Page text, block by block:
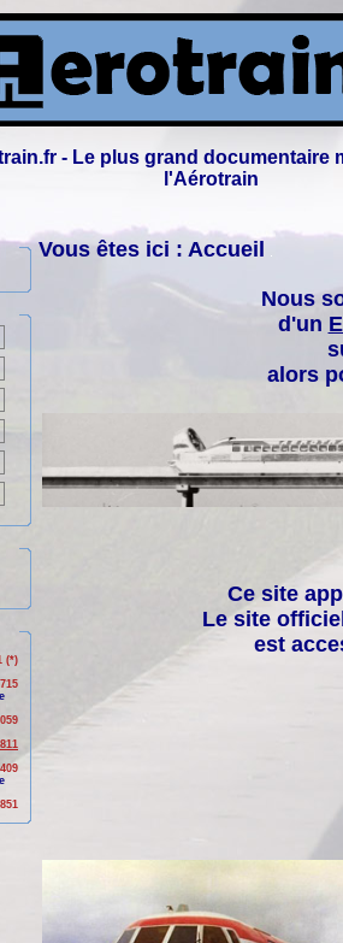
- Le plus grand documentaire
l'Aérotrain
(*)
409
Vous êtes ici : Accueil
Nous
d'un
alors
Ce site
Le site
est